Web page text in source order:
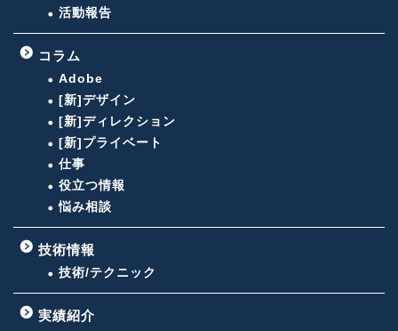
活動報告
コラム
Adobe
[新]デザイン
[新]ディレクション
[新]プライベート
仕事
役立つ情報
悩み相談
技術情報
技術/テクニック
実績紹介